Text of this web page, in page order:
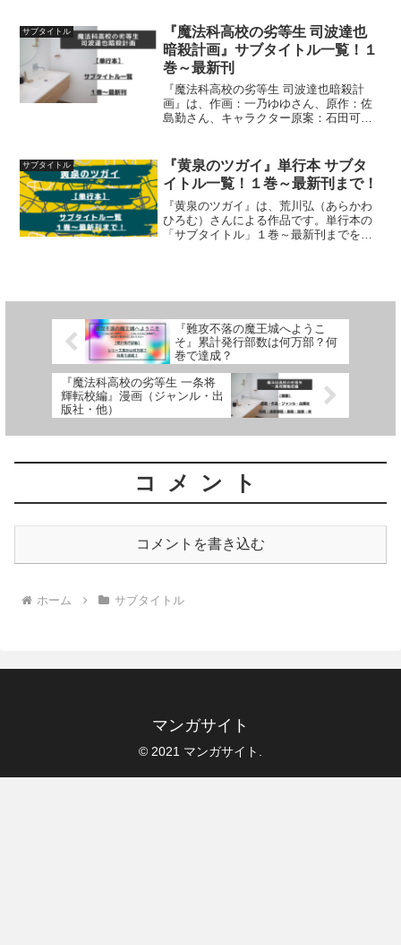
ん、ネーム原案：赤衣丸歩郎さんによる
作品です。単行本の「サ...
サブタイトル
『魔法科高校の劣等生 司波達也
暗殺計画』サブタイトル一覧！１
巻～最新刊
『魔法科高校の劣等生 司波達也暗殺計
画』は、作画：一乃ゆゆさん、原作：佐
島勤さん、キャラクター原案：石田可奈
紹介しています
サブタイトル
『黄泉のツガイ』単行本 サブタ
イトル一覧！１巻～最新刊まで！
『黄泉のツガイ』は、荒川弘（あらかわ
ひろむ）さんによる作品です。単行本の
「サブタイトル」１巻～最新刊までを一
『難攻不落の魔王城へようこ
そ』累計発行部数は何万部？何
巻で達成？
『魔法科高校の劣等生 一条将
輝転校編』漫画（ジャンル・出
版社・他）
コメント
コメントを書き込む
ホーム サブタイトル
マンガサイト
© 2021 マンガサイト.